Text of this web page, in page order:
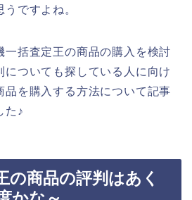
ですよね。
一括査定王の商品の購入を検討
についても探している人に向け
品を購入する方法について記事
た♪
の商品の評判はあく